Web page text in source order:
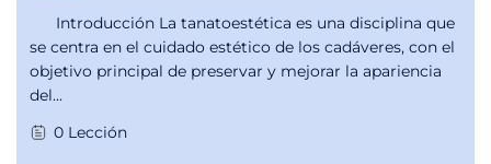
Introducción La tanatoestética es una disciplina que
se centra en el cuidado estético de los cadáveres, con el
objetivo principal de preservar y mejorar la apariencia
del...
0 Lección